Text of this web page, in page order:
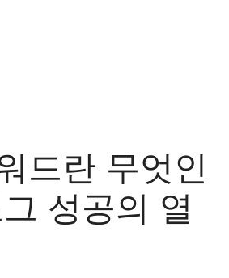
드란 무엇인
성공의 열